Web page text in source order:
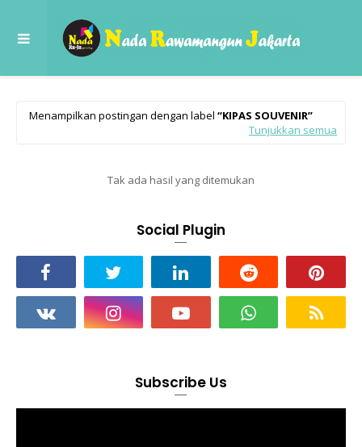
Menampilkan postingan dengan label
KIPAS SOUVENIR
Tunjukkan semua
Tak ada hasil yang ditemukan
Social Plugin
Subscribe Us